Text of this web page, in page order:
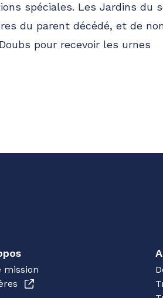
spéciales. Les Jardins du
du parent décédé, et de
pour recevoir les urnes
mission